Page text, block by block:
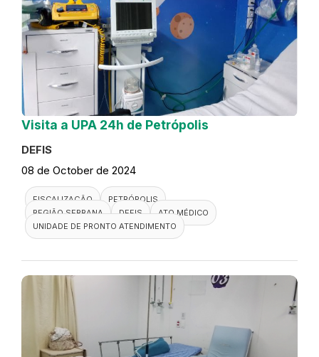
Visita a UPA 24h de Petrópolis
DEFIS
08 de October de 2024
FISCALIZAÇÃO
PETRÓPOLIS
REGIÃO SERRANA
DEFIS
ATO MÉDICO
UNIDADE DE PRONTO ATENDIMENTO